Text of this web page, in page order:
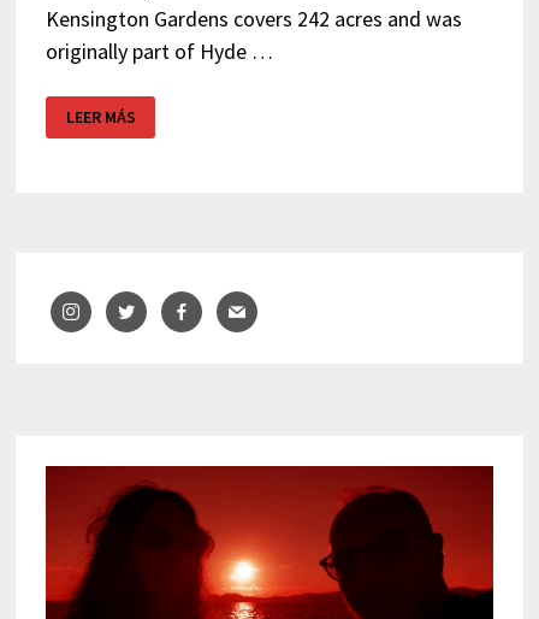
Kensington Gardens covers 242 acres and was
originally part of Hyde …
KENSINGTON
GARDENS
–
LEER MÁS